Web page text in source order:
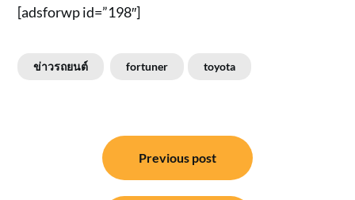
[adsforwp id=”198″]
ข่าวรถยนต์ fortuner toyota
Previous post